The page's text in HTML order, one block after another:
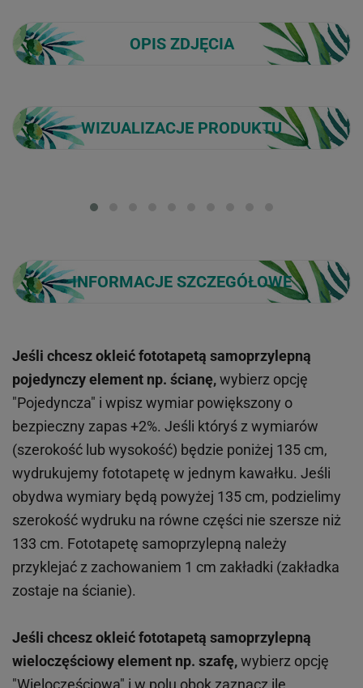
OPIS ZDJĘCIA
WIZUALIZACJE PRODUKTU
INFORMACJE SZCZEGÓŁOWE
Jeśli chcesz okleić fototapetą samoprzylepną
pojedynczy element np. ścianę,wybierz opcję
"Pojedyncza" i wpisz wymiar powiększony o
bezpieczny zapas +2%. Jeśli któryś z wymiarów
(szerokość lub wysokość) będzie poniżej 135 cm,
wydrukujemy fototapetę w jednym kawałku. Jeśli
obydwa wymiary będą powyżej 135 cm, podzielimy
szerokość wydruku na równe części nie szersze niż
133 cm. Fototapetę samoprzylepną należy
przyklejać z zachowaniem 1 cm zakładki (zakładka
zostaje na ścianie).
Jeśli chcesz okleić fototapetą samoprzylepną
wieloczęściowy element np. szafę,wybierz opcję
"Wieloczęściowa" i w polu obok zaznacz ile